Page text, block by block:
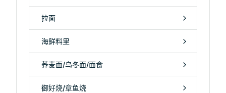
拉面
海鲜料里
荞麦面/乌冬面/面食
御好烧/章鱼烧